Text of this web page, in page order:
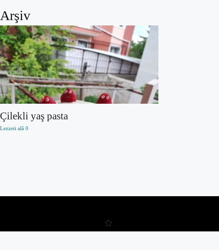
Arşiv
Çilekli yaş pasta
Lezzeti alâ 0